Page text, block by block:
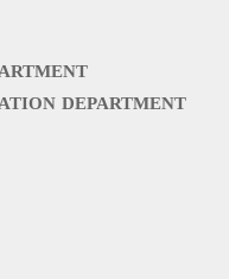
DEPARTMENT